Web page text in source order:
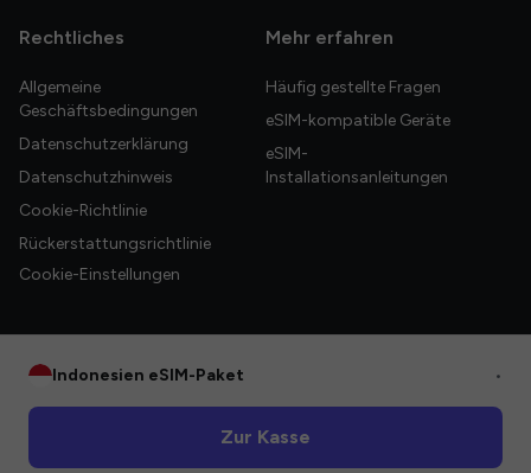
Rechtliches
Allgemeine
Geschäftsbedingungen
Datenschutzerklärung
Datenschutzhinweis
Cookie-Richtlinie
Rückerstattungsrichtlinie
Cookie-Einstellungen
Mehr erfahren
Häufig gestellte Fragen
eSIM-kompatible Geräte
eSIM-
Installationsanleitungen
Indonesien eSIM-Paket •
Zur Kasse